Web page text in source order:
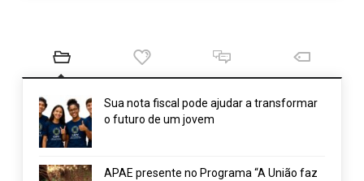
Sua nota fiscal pode ajudar a transformar
o futuro de um jovem
APAE presente no Programa “A União faz